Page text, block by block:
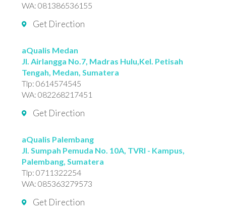
WA:081386536155
Get Direction
aQualis Medan
Jl. Airlangga No.7, Madras Hulu,Kel. Petisah
Tengah, Medan, Sumatera
Tlp:0614574545
WA:082268217451
Get Direction
aQualis Palembang
Jl. Sumpah Pemuda No. 10A, TVRI - Kampus,
Palembang, Sumatera
Tlp:0711322254
WA:085363279573
Get Direction